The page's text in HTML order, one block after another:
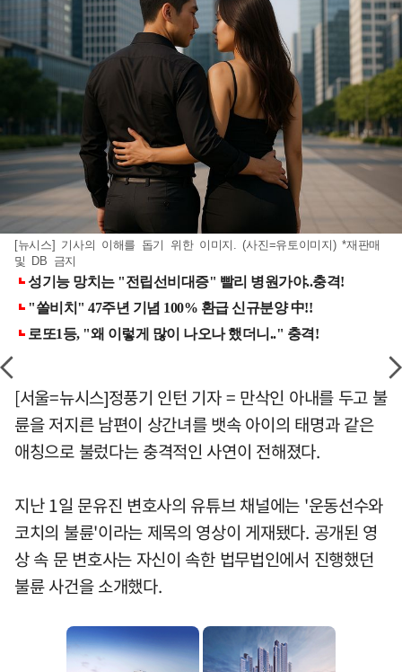
[뉴시스] 기사의 이해를 돕기 위한 이미지. (사진=유토이미지) *재판매
및 DB 금지
[서울=뉴시스]정풍기 인턴 기자 = 만삭인 아내를 두고 불
륜을 저지른 남편이 상간녀를 뱃속 아이의 태명과 같은
애칭으로 불렀다는 충격적인 사연이 전해졌다.
지난 1일 문유진 변호사의 유튜브 채널에는 '운동선수와
코치의 불륜'이라는 제목의 영상이 게재됐다. 공개된 영
상 속 문 변호사는 자신이 속한 법무법인에서 진행했던
불륜 사건을 소개했다.